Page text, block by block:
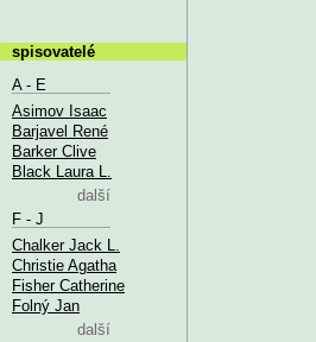
spisovatelé
A - E
Asimov Isaac
Barjavel René
Barker Clive
Black Laura L.
další
F - J
Chalker Jack L.
Christie Agatha
Fisher Catherine
Folný Jan
další